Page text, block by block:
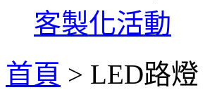
客製化活動
首頁 > LED路燈